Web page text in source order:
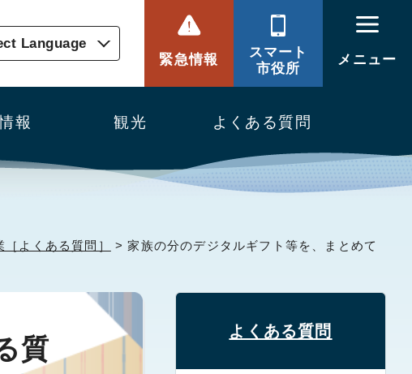
Language
緊急情報
スマート
市役所
メニュー
報 観光 よくある質問
よくある質問］
> 家族の分のデジタルギフト等を、まとめて
質
よくある質問